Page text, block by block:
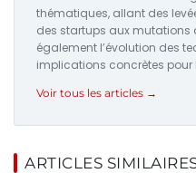
thématiques, allant des
des startups aux mutations
également l’évolution des
implications concrètes pour
Voir tous les articles →
ARTICLES